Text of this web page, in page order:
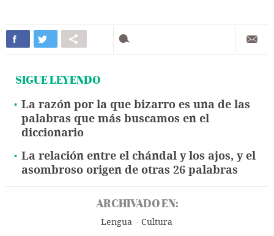
SIGUE LEYENDO
La razón por la que bizarro es una de las
palabras que más buscamos en el
diccionario
La relación entre el chándal y los ajos, y el
asombroso origen de otras 26 palabras
ARCHIVADO EN:
Lengua Cultura